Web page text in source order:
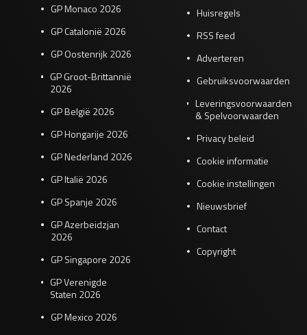
GP Monaco 2026
GP Catalonië 2026
GP Oostenrijk 2026
GP Groot-Brittannië
2026
GP België 2026
GP Hongarije 2026
GP Nederland 2026
GP Italië 2026
GP Spanje 2026
GP Azerbeidzjan
2026
GP Singapore 2026
GP Verenigde
Staten 2026
GP Mexico 2026
Huisregels
RSS feed
Adverteren
Gebruiksvoorwaarden
Leveringsvoorwaarden
& Spelvoorwaarden
Privacy beleid
Cookie informatie
Cookie instellingen
Nieuwsbrief
Contact
Copyright